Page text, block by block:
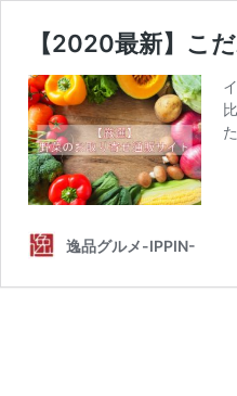
【2020最新】こ
逸品グルメ-IPPIN-